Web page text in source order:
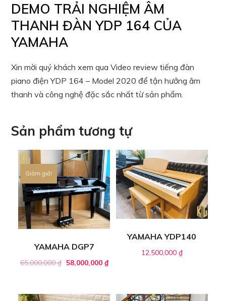
DEMO TRẢI NGHIỆM ÂM
THANH ĐÀN YDP 164 CỦA
YAMAHA
Xin mời quý khách xem qua Video review tiếng đàn
piano điện YDP 164 – Model 2020 để tận hưởng âm
thanh và công nghệ đặc sắc nhất từ sản phẩm.
Sản phẩm tương tự
Giảm giá!
YAMAHA DGP7
65,000,000₫ 58,000,000 ₫
YAMAHA YDP140
12,500,000 ₫